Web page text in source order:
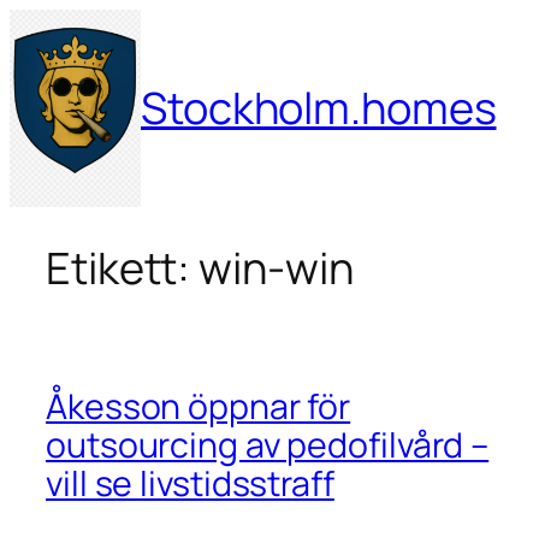
Hoppa
till
innehåll
Stockholm.homes
Etikett:win-win
Åkesson öppnar för
outsourcing av pedofilvård –
vill se livstidsstraff